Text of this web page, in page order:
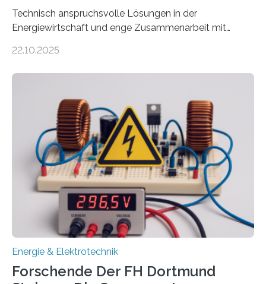
Technisch anspruchsvolle Lösungen in der
Energiewirtschaft und enge Zusammenarbeit mit
neuen EU-geförderten Transfer-Projekte zu
Energietechnologien werden vom Europäischen
Sozialfonds Plus (ESF+) gefördert – mit einer
Gesamtsumme von mehr als zwei Millionen Euro.
Damit zählt die Hochschule zu den großen
Gewinnerinnen der aktuellen Förderrunde des
Bayerischen Wissenschaftsministeriums. Im
Mittelpunkt steht der direkte Wissenstransfer: Neue
wissenschaftliche Erkenntnisse sollen rasch in die
22.10.2025
Energie & Elektrotechnik
Forschende Der FH Dortmund